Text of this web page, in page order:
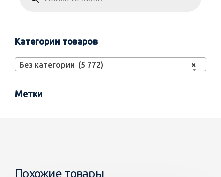
Категории товаров
×
Без категории (5 772)
Метки
Похожие товары